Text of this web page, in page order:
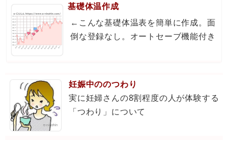
基礎体温作成
←こんな基礎体温表を簡単に作成。面
倒な登録なし。オートセーブ機能付き
妊娠中ののつわり
実に妊婦さんの8割程度の人が体験する
「つわり」について